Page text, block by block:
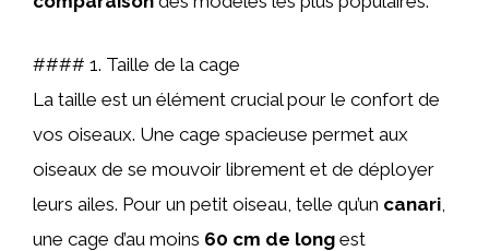
#### 1. Taille de la cage
La taille est un élément crucial pour le confort de
vos oiseaux. Une cage spacieuse permet aux
oiseaux de se mouvoir librement et de déployer
leurs ailes. Pour un petit oiseau, telle qu’un canari
une cage d’au moins 60 cm de long est